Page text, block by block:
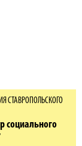
СТАВРОПОЛЬСКОГО
социального